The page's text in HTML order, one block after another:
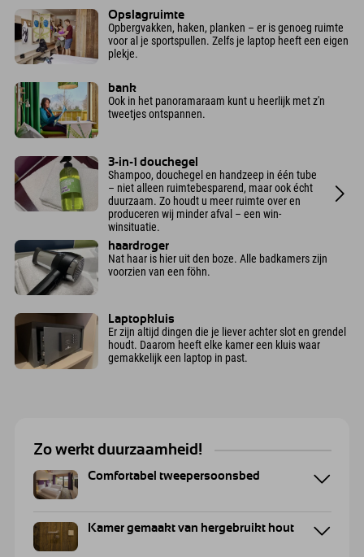
Opslagruimte
Opbergvakken, haken, planken – er is genoeg ruimte
voor al je sportspullen. Zelfs je laptop heeft een eigen
plekje.
bank
Ook in het panoramaraam kunt u heerlijk met z'n
tweetjes ontspannen.
3-in-1 douchegel
Shampoo, douchegel en handzeep in één tube
– niet alleen ruimtebesparend, maar ook écht
duurzaam. Zo houdt u meer ruimte over en
produceren wij minder afval – een win-
winsituatie.
haardroger
Nat haar is hier uit den boze. Alle badkamers zijn
voorzien van een föhn.
Laptopkluis
Er zijn altijd dingen die je liever achter slot en grendel
houdt. Daarom heeft elke kamer een kluis waar
gemakkelijk een laptop in past.
Zo werkt duurzaamheid!
Comfortabel tweepersoonsbed
Kamer gemaakt van hergebruikt hout